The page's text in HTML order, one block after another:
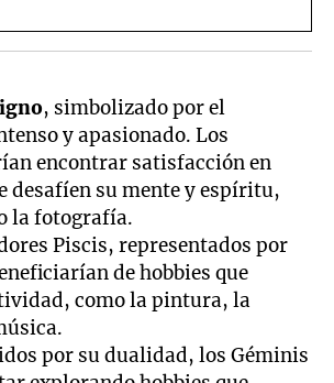
, simbolizado por el
y apasionado. Los
encontrar satisfacción en
desafíen su mente y espíritu,
la fotografía.
Piscis, representados por
de hobbies que
como la pintura, la
por su dualidad, los Géminis